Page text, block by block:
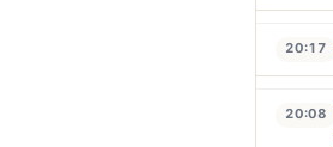
20:17
20:08